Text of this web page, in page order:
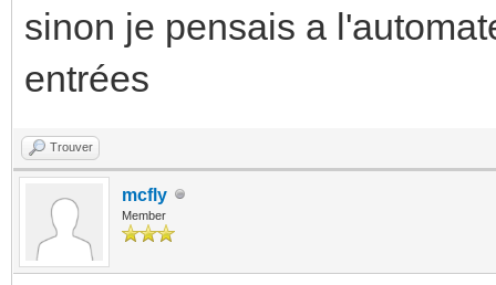
sinon je pensais a
entrées
Trouver
mcfly
Member